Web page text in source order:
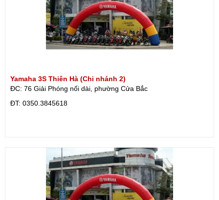
Yamaha 3S Thiên Hà (Chi nhánh 2)
ĐC: 76 Giải Phóng nối dài, phường Cửa Bắc
ÐT: 0350.3845618